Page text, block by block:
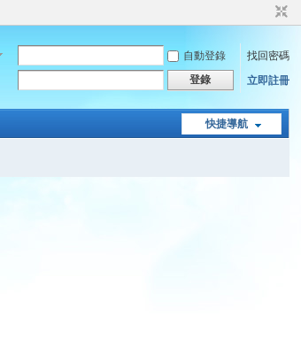
自動登錄
找回密碼
登錄 立即註冊
快捷導航